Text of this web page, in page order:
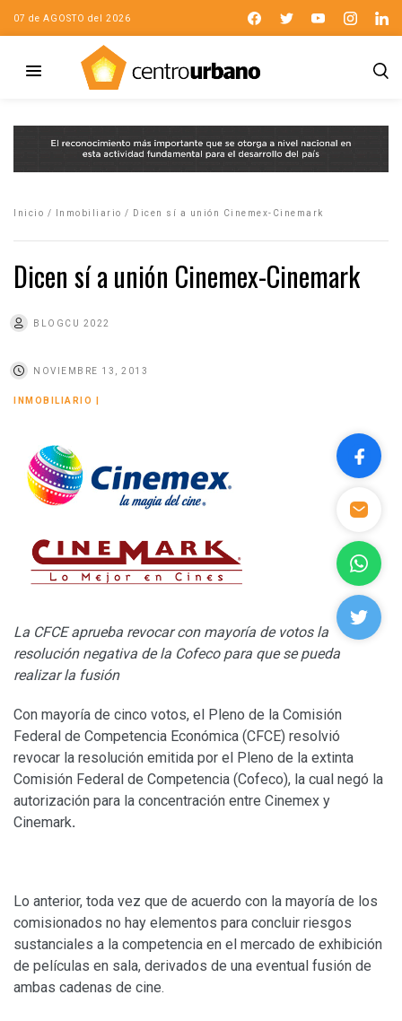
07 de AGOSTO del 2026
Inicio / Inmobiliario / Dicen sí a unión Cinemex-Cinemark
Dicen sí a unión Cinemex-Cinemark
BLOGCU 2022
NOVIEMBRE 13, 2013
INMOBILIARIO
La CFCE aprueba revocar con mayoría de votos la
resolución negativa de la Cofeco para que se pueda
realizar la fusión
Con mayoría de cinco votos, el Pleno de la Comisión
Federal de Competencia Económica (CFCE) resolvió
revocar la resolución emitida por el Pleno de la extinta
Comisión Federal de Competencia (Cofeco), la cual negó la
autorización para la concentración entre Cinemex y
Cinemark.
Lo anterior, toda vez que de acuerdo con la mayoría de los
comisionados no hay elementos para concluir riesgos
sustanciales a la competencia en el mercado de exhibición
de películas en sala, derivados de una eventual fusión de
ambas cadenas de cine.